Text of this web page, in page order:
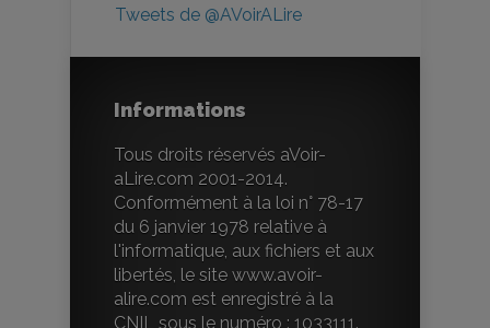
Tweets de @AVoirALire
Informations
Tous droits réservés aVoir-
aLire.com 2001-2014.
Conformément à la loi n° 78-17
du 6 janvier 1978 relative à
l'informatique, aux fichiers et aux
libertés, le site www.avoir-
alire.com est enregistré à la
CNIL sous le numéro : 1033111.